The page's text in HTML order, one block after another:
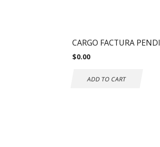
CARGO FACTURA
$0.00
ADD TO CART